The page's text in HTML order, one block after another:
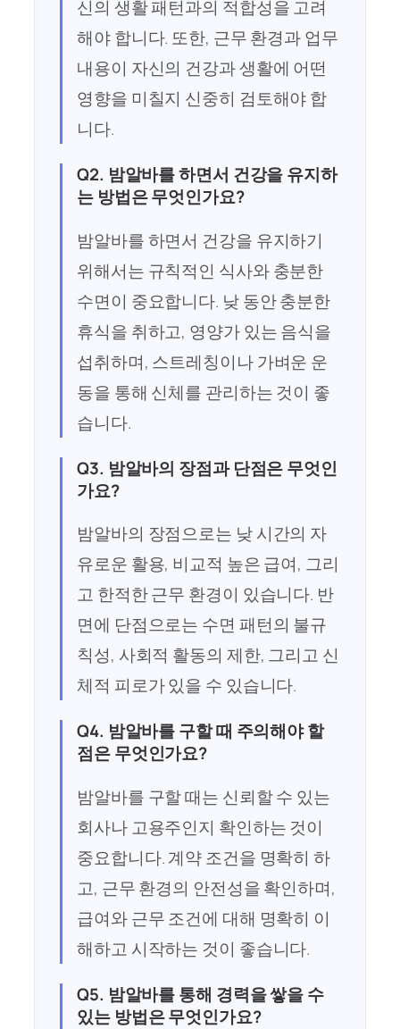
신의 생활 패턴과의 적합성을 고려
해야 합니다. 또한, 근무 환경과 업무
내용이 자신의 건강과 생활에 어떤
영향을 미칠지 신중히 검토해야 합
니다.
Q2. 밤알바를 하면서 건강을 유지하
는 방법은 무엇인가요?
밤알바를 하면서 건강을 유지하기
위해서는 규칙적인 식사와 충분한
수면이 중요합니다. 낮 동안 충분한
휴식을 취하고, 영양가 있는 음식을
섭취하며, 스트레칭이나 가벼운 운
동을 통해 신체를 관리하는 것이 좋
습니다.
Q3. 밤알바의 장점과 단점은 무엇인
가요?
밤알바의 장점으로는 낮 시간의 자
유로운 활용, 비교적 높은 급여, 그리
고 한적한 근무 환경이 있습니다. 반
면에 단점으로는 수면 패턴의 불규
칙성, 사회적 활동의 제한, 그리고 신
체적 피로가 있을 수 있습니다.
Q4. 밤알바를 구할 때 주의해야 할
점은 무엇인가요?
밤알바를 구할 때는 신뢰할 수 있는
회사나 고용주인지 확인하는 것이
중요합니다. 계약 조건을 명확히 하
고, 근무 환경의 안전성을 확인하며,
급여와 근무 조건에 대해 명확히 이
해하고 시작하는 것이 좋습니다.
Q5. 밤알바를 통해 경력을 쌓을 수
있는 방법은 무엇인가요?